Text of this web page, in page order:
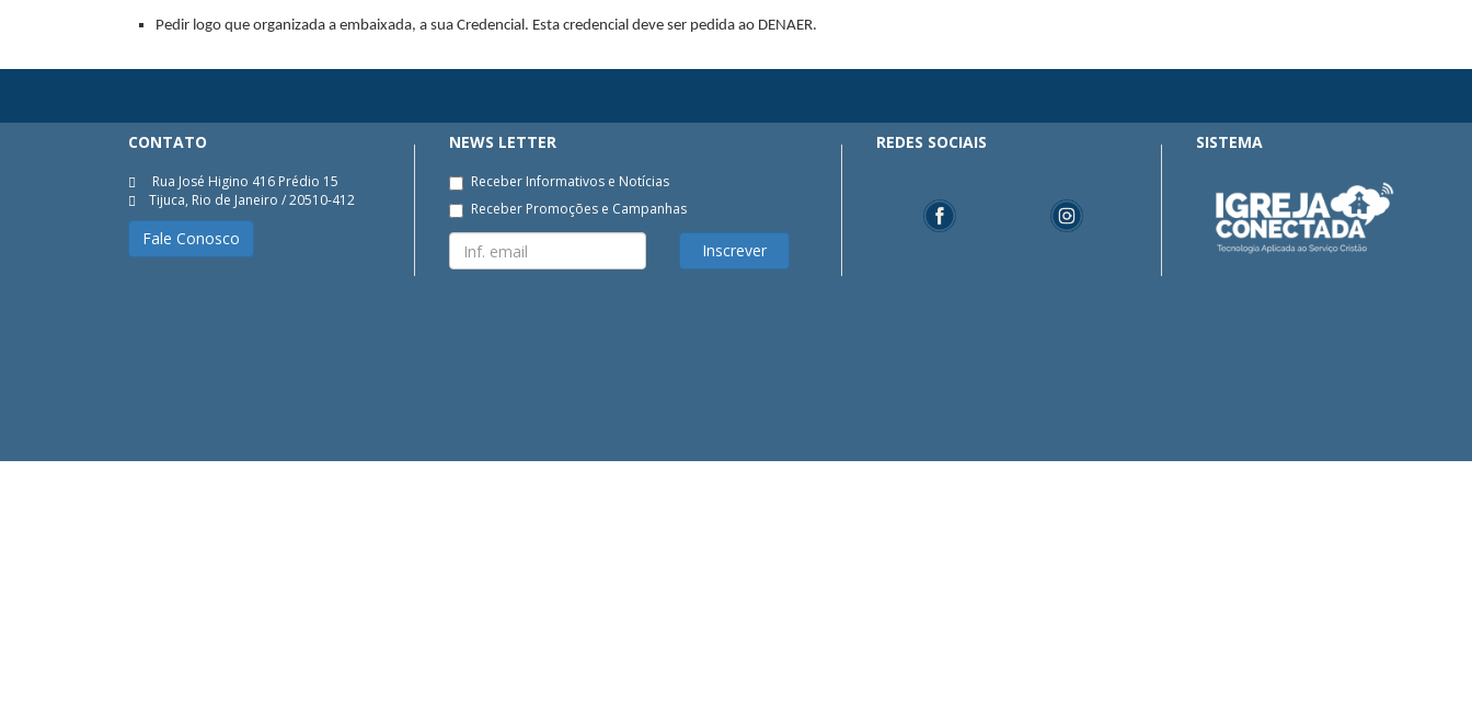
Pedir logo que organizada a embaixada, a sua Credencial. Esta credencial deve ser pedida ao DENAER.
CONTATO
Rua José Higino 416 Prédio 15
Tijuca, Rio de Janeiro / 20510-412
Fale Conosco
NEWS LETTER
Receber Informativos e Notícias
Receber Promoções e Campanhas
Inscrever
REDES SOCIAIS SISTEMA